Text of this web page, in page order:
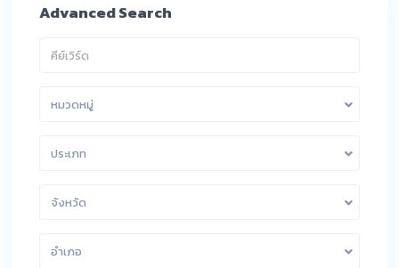
Advanced Search
หมวดหมู่
ประเภท
จังหวัด
อำเภอ